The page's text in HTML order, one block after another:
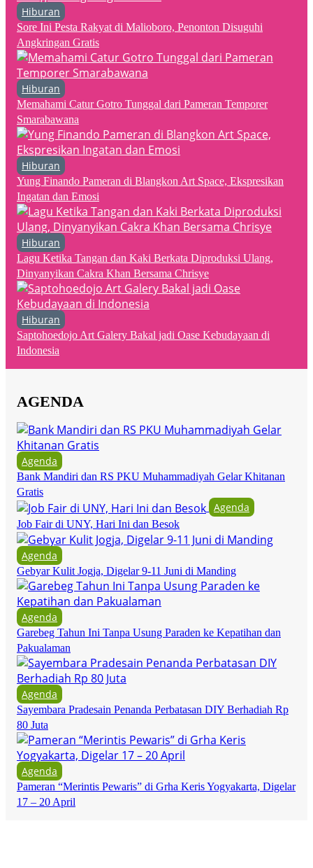
Hiburan
Sore Ini Pesta Rakyat di Malioboro, Penonton Disuguhi
Angkringan Gratis
Hiburan
Memahami Catur Gotro Tunggal dari Pameran Temporer
Smarabawana
Hiburan
Yung Finando Pameran di Blangkon Art Space, Ekspresikan
Ingatan dan Emosi
Hiburan
Lagu Ketika Tangan dan Kaki Berkata Diproduksi Ulang,
Dinyanyikan Cakra Khan Bersama Chrisye
Hiburan
Saptohoedojo Art Galery Bakal jadi Oase Kebudayaan di
Indonesia
AGENDA
Agenda
Bank Mandiri dan RS PKU Muhammadiyah Gelar Khitanan
Gratis
Agenda
Job Fair di UNY, Hari Ini dan Besok
Agenda
Gebyar Kulit Jogja, Digelar 9-11 Juni di Manding
Agenda
Garebeg Tahun Ini Tanpa Usung Paraden ke Kepatihan dan
Pakualaman
Agenda
Sayembara Pradesain Penanda Perbatasan DIY Berhadiah Rp
80 Juta
Agenda
Pameran “Merintis Pewaris” di Grha Keris Yogyakarta, Digelar
17 – 20 April